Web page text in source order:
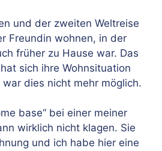
und der zweiten Weltreise
Freundin wohnen, in der
früher zu Hause war. Das
sich ihre Wohnsituation
dies nicht mehr möglich.
base“ bei einer meiner
wirklich nicht klagen. Sie
und ich habe hier eine